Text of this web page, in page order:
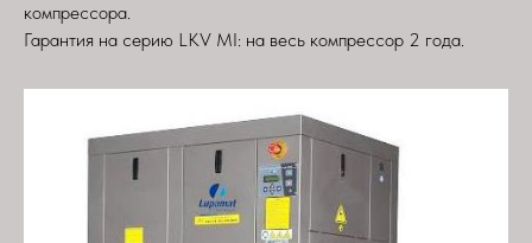
компрессора.
Гарантия на серию LKV MI: на весь компрессор 2 года.